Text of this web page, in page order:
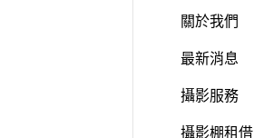
關於我們
最新消息
攝影服務
攝影棚租借